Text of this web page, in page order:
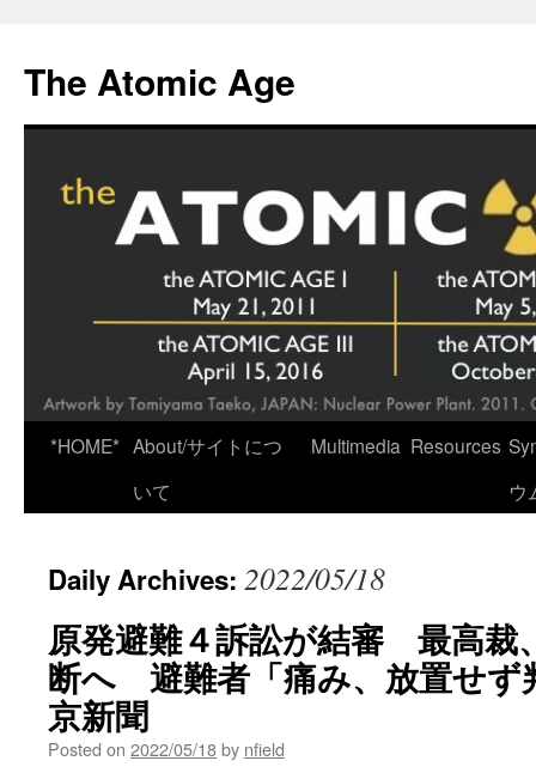
content
The Atomic Age
*HOME* About/サイトにつ
いて
Multimedia Resources
ウ
Daily Archives: 2022/05/18
原発避難４訴訟が結審 最高裁
断へ 避難者「痛み、放置せ
京新聞
Posted on 2022/05/18by nfield